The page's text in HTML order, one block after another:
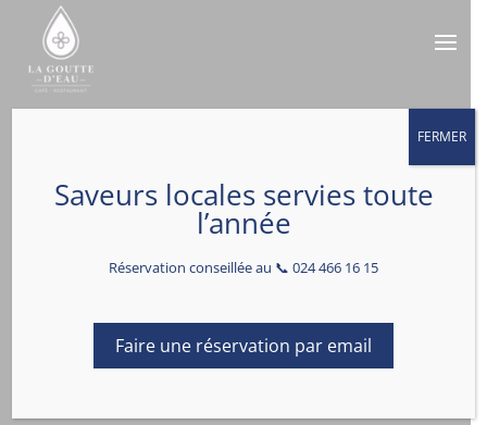
Bienvenue à la Goutte d’eau
Restaurant & Bar Lounge
Saveurs locales servies toute
l’année
Réservation conseillée au 📞 024 466 16 15
Faire une réservation par email
FERMER